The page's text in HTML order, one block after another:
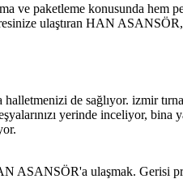
ve paketleme konusunda hem
ulaştıran HAN
de sağlıyor. izmir
yerinde inceliyor, bina
ASANSÖR'a ulaşmak. Gerisi